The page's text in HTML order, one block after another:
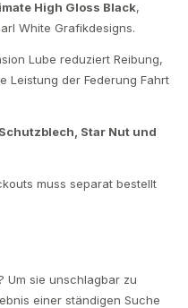
High Gloss Black,
White Grafikdesigns.
Lube reduziert Reibung,
Leistung der Federung Fahrt
Star Nut und
muss separat bestellt
Um sie unschlagbar zu
einer ständigen Suche